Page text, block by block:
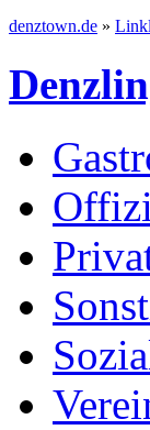
denztown.de »